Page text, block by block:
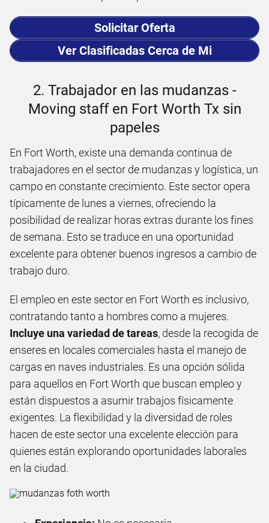
Solicitar Oferta
Ver Clasificadas Cerca de Mi
2. Trabajador en las mudanzas -
Moving staff en Fort Worth Tx sin
papeles
En Fort Worth, existe una demanda continua de
trabajadores en el sector de mudanzas y logística, un
campo en constante crecimiento. Este sector opera
típicamente de lunes a viernes, ofreciendo la
posibilidad de realizar horas extras durante los fines
de semana. Esto se traduce en una oportunidad
excelente para obtener buenos ingresos a cambio de
trabajo duro.
El empleo en este sector en Fort Worth es inclusivo,
contratando tanto a hombres como a mujeres.
Incluye una variedad de tareas, desde la recogida de
enseres en locales comerciales hasta el manejo de
cargas en naves industriales. Es una opción sólida
para aquellos en Fort Worth que buscan empleo y
están dispuestos a asumir trabajos físicamente
exigentes. La flexibilidad y la diversidad de roles
hacen de este sector una excelente elección para
quienes están explorando oportunidades laborales
en la ciudad.